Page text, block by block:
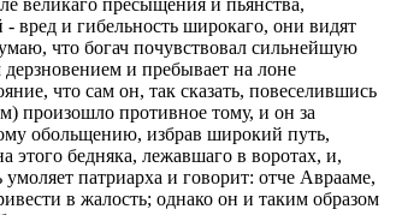
вред и гибельность широкаго, они видят
что богач почувствовал сильнейшую
и пребывает на лоне
что сам он, так сказать, повеселившись
произошло противное тому, и он за
обольщению, избрав широкий путь,
этого бедняка, лежавшаго в воротах, и,
патриарха и говорит: отче Аврааме,
в жалость; однако он и таким образом